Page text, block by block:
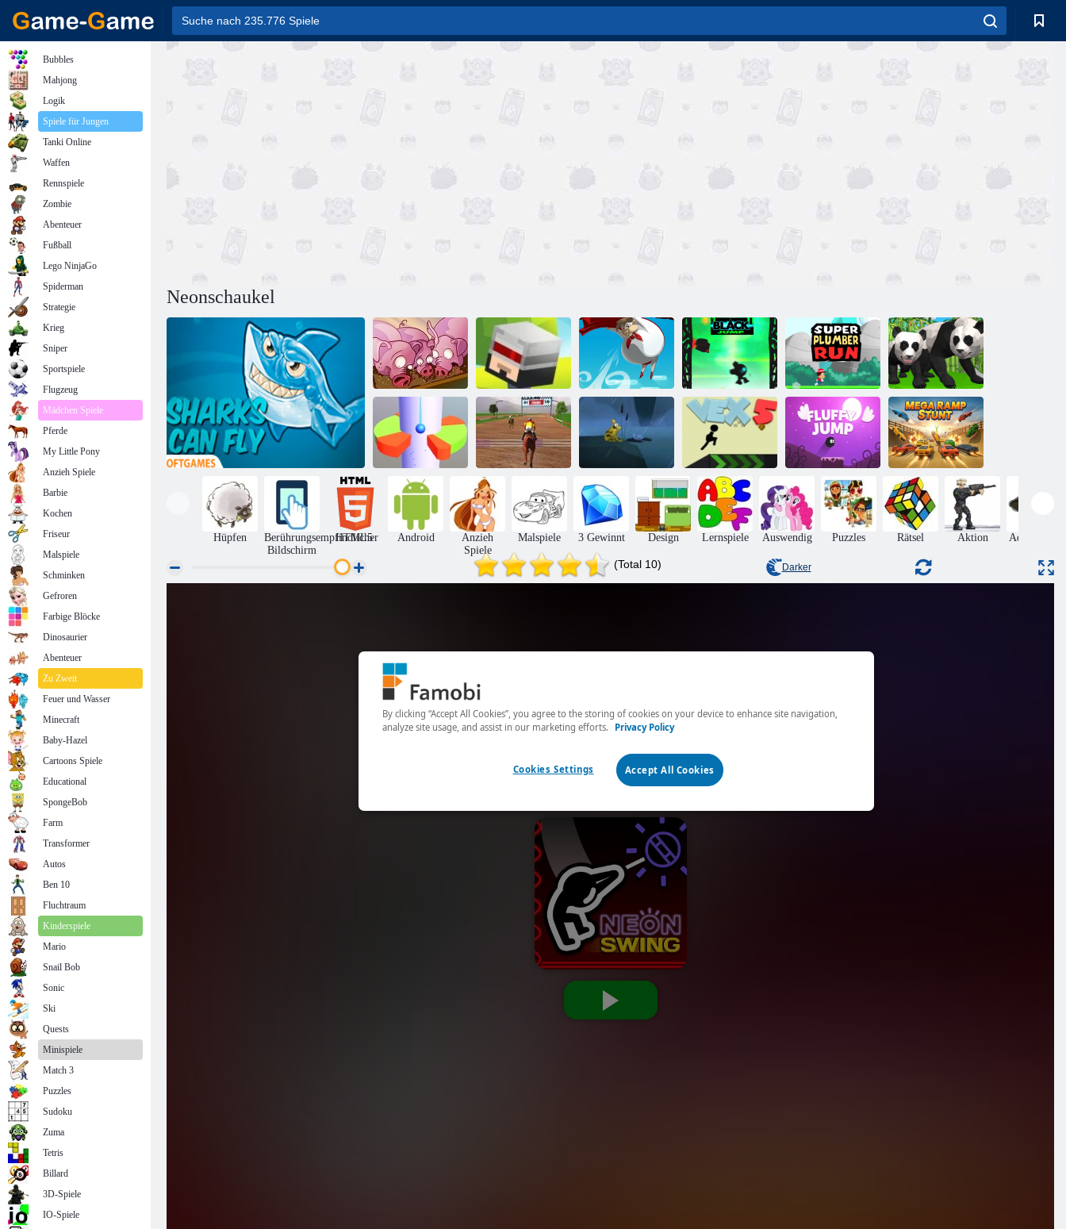
Neonschaukel
Run, Schwein,
Run
Springen und
springen
Blowman
Schwarzer
Sprung
Super
Klempnerlauf
Panda Simulator
3d
Helixballsprung
Springpferde-
Meister
Ausreißerkröte Vex 5
Flauschiger
Mega-Ramp-
Stunt
Hüpfen
Berührungsempfindlicher
Bildschirm
HTML5 Android
Anzieh
Spiele
Malspiele 3 Gewinnt Design Lernspiele Auswendig Puzzles Rätsel Aktion Adventures
(Total 10) Darker
Bubbles
Mahjong
Logik
Spiele für Jungen
Tanki Online
Waffen
Rennspiele
Zombie
Abenteuer
Fußball
Lego NinjaGo
Spiderman
Strategie
Krieg
Sniper
Sportspiele
Flugzeug
Mädchen Spiele
Pferde
My Little Pony
Anzieh Spiele
Barbie
Kochen
Friseur
Malspiele
Schminken
Gefroren
Farbige Blöcke
Dinosaurier
Abenteuer
Zu Zweit
Feuer und Wasser
Minecraft
Baby-Hazel
Cartoons Spiele
Educational
SpongeBob
Farm
Transformer
Autos
Ben 10
Fluchtraum
Kinderspiele
Mario
Snail Bob
Sonic
Ski
Quests
Minispiele
Match 3
Puzzles
Sudoku
Zuma
Tetris
Billard
3D-Spiele
IO-Spiele